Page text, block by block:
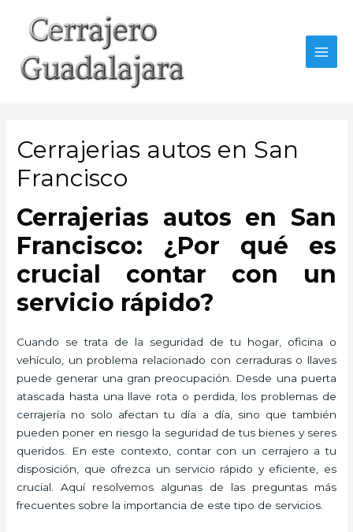
contenido
Cerrajerias autos en San
Francisco
Cerrajerias autos en San
Francisco: ¿Por qué es
crucial contar con un
servicio rápido?
Cuando se trata de la seguridad de tu hogar, oficina o
vehículo, un problema relacionado con cerraduras o llaves
puede generar una gran preocupación. Desde una puerta
atascada hasta una llave rota o perdida, los problemas de
cerrajería no solo afectan tu día a día, sino que también
pueden poner en riesgo la seguridad de tus bienes y seres
queridos. En este contexto, contar con un cerrajero a tu
disposición, que ofrezca un servicio rápido y eficiente, es
crucial. Aquí resolvemos algunas de las preguntas más
frecuentes sobre la importancia de este tipo de servicios.